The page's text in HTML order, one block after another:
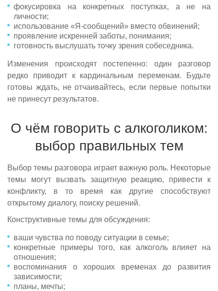
фокусировка на конкретных поступках, а не на
личности;
использование «Я-сообщений» вместо обвинений;
проявление искренней заботы, понимания;
готовность выслушать точку зрения собеседника.
Изменения происходят постепенно: один разговор
редко приводит к кардинальным переменам. Будьте
готовы ждать, не отчаивайтесь, если первые попытки
не принесут результатов.
О чём говорить с алкоголиком:
выбор правильных тем
Выбор темы разговора играет важную роль. Некоторые
темы могут вызвать защитную реакцию, привести к
конфликту, в то время как другие способствуют
открытому диалогу, поиску решений.
Конструктивные темы для обсуждения:
ваши чувства по поводу ситуации в семье;
конкретные примеры того, как алкоголь влияет на
отношения;
воспоминания о хороших временах до развития
зависимости;
планы, мечты;